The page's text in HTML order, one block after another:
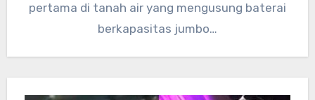
pertama di tanah air yang mengusung baterai
berkapasitas jumbo…